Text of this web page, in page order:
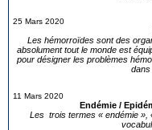
25 Mars 2020
Les hémorroïdes sont des
absolument tout le monde est
pour désigner les problèmes
dans
11 Mars 2020
Endémie /
Les trois termes « endémie »,